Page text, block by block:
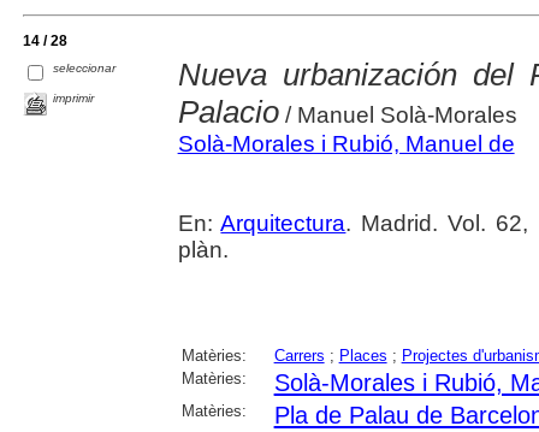
14 / 28
seleccionar
imprimir
Nueva urbanización
Palacio/ Manuel Solà-Morales
Solà-Morales i Rubió, Manuel de
En:Arquitectura. Madrid. Vol.
plàn.
Matèries: Carrers ; Places ; Projectes
Matèries:
Solà-Morales i Rubió,
Matèries: Pla de Palau de